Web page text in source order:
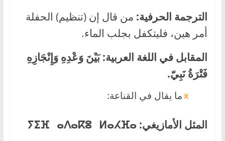
الترجمة الحرفية: من قال إن (تنظيم) الحفلة
أمر هين، فليتكفل بجلب الماء.
المقابل في اللغة العربية:بَيْنَ وَعْدِهِ وَإِنْجَازِهِ
فَتْرَةُ نَبِيّ.
ما يقال في القناعة:
المثل الأمازيغي: ⵢⵉⴼ ⴰⴷⴰⴽⵓ ⵍⴰⵃⴼⴰ